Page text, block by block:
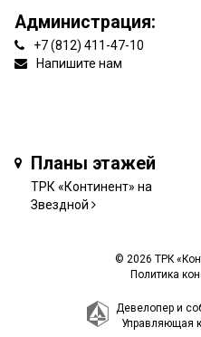
Администрация:
+7 (812) 411-47-10
Напишите нам
Планы этажей
ТРК «Континент» на
Звездной
© 2026 ТРК
Политика
Девелопер и
Управляющая